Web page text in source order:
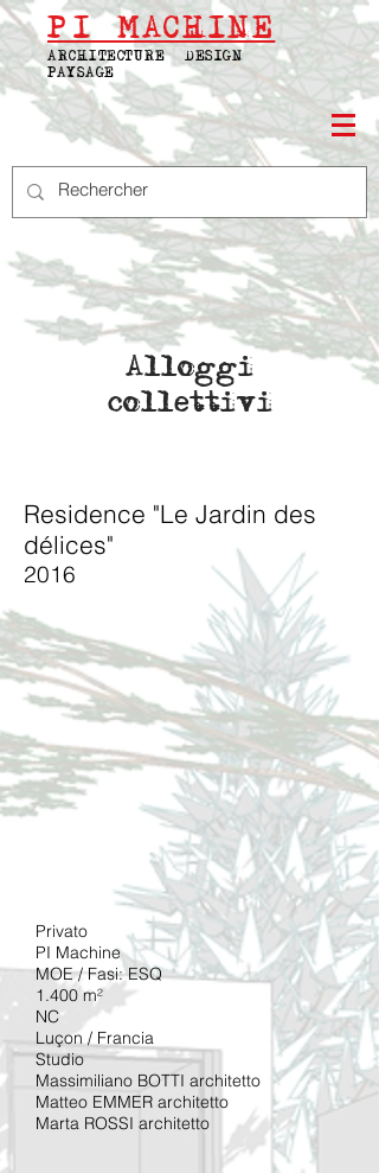
PIMACHINE
ARCHITECTURE | DESIGN |
PAYSAGE
Alloggi
collettivi
Residence "Le Jardin des
délices"
2016
Privato
PI Machine
MOE / Fasi: ESQ
1.400 m²
NC
Luçon / Francia
Studio
Massimiliano BOTTI architetto
Matteo EMMER architetto
Marta ROSSI architetto